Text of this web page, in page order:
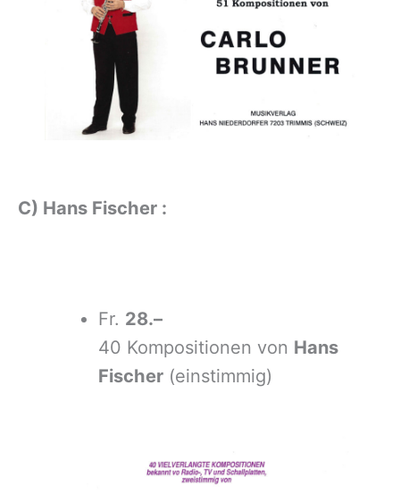
C) Hans Fischer :
Fr. 28.–
40 Kompositionen von Hans
Fischer (einstimmig)